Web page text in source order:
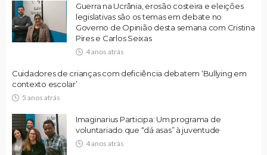
Guerra na Ucrânia, erosão costeira e eleições
legislativas são os temas em debate no
Governo de Opinião desta semana com Cristina
Pires e Carlos Seixas
4 anos atrás
Cuidadores de crianças com deficiência debatem ‘Bullying em
contexto escolar’
5 anos atrás
Imaginarius Participa: Um programa de
voluntariado que “dá asas” à juventude
4 anos atrás